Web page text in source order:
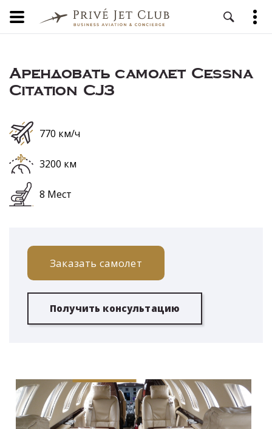
Арендовать самолет Cessna
Citation CJ3
770 км/ч
3200 км
8 Мест
Заказать самолет
Получить консультацию